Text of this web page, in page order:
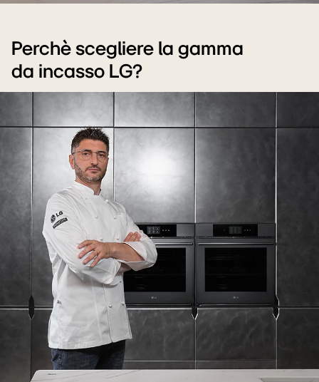
Perchè scegliere la gamma
da incasso LG?